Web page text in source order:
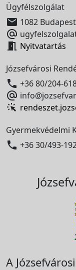
Ügyfélszolgálat
 1082

 Nyitvatartás
Józsefvárosi
 +36 80/204-

Gyermekvédelmi
 +36 30/493-
A